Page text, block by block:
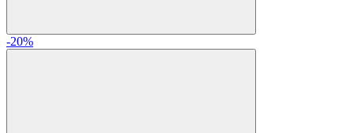
-20%